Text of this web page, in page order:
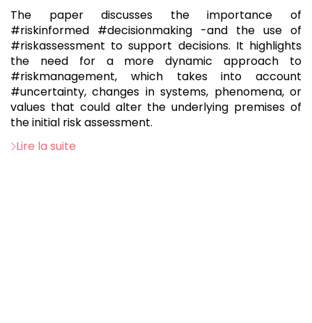
The paper discusses the importance of
#riskinformed #decisionmaking -and the use of
#riskassessment to support decisions. It highlights
the need for a more dynamic approach to
#riskmanagement, which takes into account
#uncertainty, changes in systems, phenomena, or
values that could alter the underlying premises of
the initial risk assessment.
Lire la suite